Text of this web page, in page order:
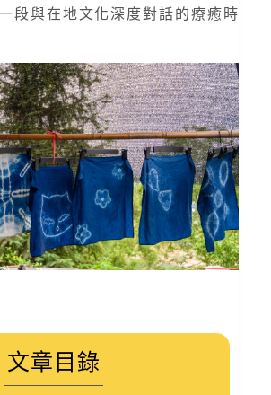
段與在地文化深度對話的療癒時
文章目錄